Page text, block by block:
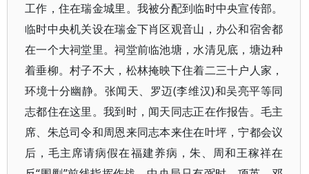
工作，住在瑞金城里。我被分配到临时中央宣传部。
临时中央机关设在瑞金下肖区观音山，办公和宿舍都
在一个大祠堂里。祠堂前临池塘，水清见底，塘边种
着垂柳。村子不大，松林掩映下住着二三十户人家，
环境十分幽静。张闻天、罗迈(李维汉)和吴亮平等同
志都住在这里。我到时，闻天同志正在作报告。毛主
席、朱总司令和周恩来同志本来住在叶坪，宁都会议
后，毛主席请病假在福建养病，朱、周和王稼祥在